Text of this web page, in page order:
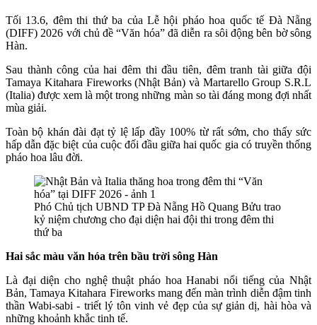
Tối 13.6, đêm thi thứ ba của Lễ hội pháo hoa quốc tế Đà Nẵng
(DIFF) 2026 với chủ đề “Văn hóa” đã diễn ra sôi động bên bờ sông
Hàn.
Sau thành công của hai đêm thi đầu tiên, đêm tranh tài giữa đội
Tamaya Kitahara Fireworks (Nhật Bản) và Martarello Group S.R.L
(Italia) được xem là một trong những màn so tài đáng mong đợi nhất
mùa giải.
Toàn bộ khán đài đạt tỷ lệ lấp đầy 100% từ rất sớm, cho thấy sức
hấp dẫn đặc biệt của cuộc đối đầu giữa hai quốc gia có truyền thống
pháo hoa lâu đời.
Phó Chủ tịch UBND TP Đà Nẵng Hồ Quang Bửu trao
kỷ niệm chương cho đại diện hai đội thi trong đêm thi
thứ ba
Hai sắc màu văn hóa trên bầu trời sông Hàn
Là đại diện cho nghệ thuật pháo hoa Hanabi nổi tiếng của Nhật
Bản, Tamaya Kitahara Fireworks mang đến màn trình diễn đậm tinh
thần Wabi-sabi - triết lý tôn vinh vẻ đẹp của sự giản dị, hài hòa và
những khoảnh khắc tinh tế.